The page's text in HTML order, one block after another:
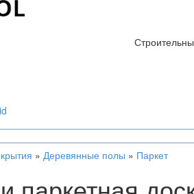
» Деревянные полы » Паркет